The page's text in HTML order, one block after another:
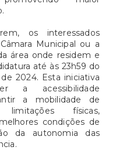
os interessados
Municipal ou a
área onde residem e
até às 23h59 do
2024. Esta iniciativa
a acessibilidade
a mobilidade de
físicas,
condições de
da autonomia das